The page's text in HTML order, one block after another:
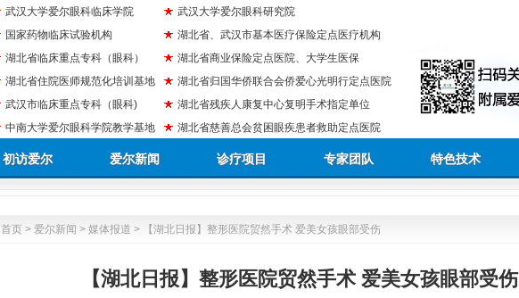
武汉大学爱尔眼科临床学院
国家药物临床试验机构
湖北省临床重点专科（眼科）
湖北省住院医师规范化培训基地
武汉市临床重点专科（眼科)
中南大学爱尔眼科学院教学基地
武汉大学爱尔眼科研究院
湖北省、武汉市基本医疗保险定点医疗机构
湖北省商业保险定点医院、大学生医保
湖北省归国华侨联合会侨爱心光明行定点医院
湖北省残疾人康复中心复明手术指定单位
湖北省慈善总会贫困眼疾患者救助定点医院
初访爱尔 爱尔新闻 诊疗项目 专家团队 特色技术
首页 > 爱尔新闻 > 媒体报道 > 【湖北日报】整形医院贸然手术 爱美女孩眼部受伤
【湖北日报】整形医院贸然手术 爱美女孩眼部受伤